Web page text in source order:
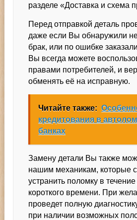
разделе «Доставка и схема
Перед отправкой деталь
даже если Вы обнаружили
брак, или по ошибке
Вы всегда можете
правами потребителей, и
обменять её на исправную.
Читайте также:
кредитования в
банках
Замену детали Вы также
нашим механикам, которые
устранить поломку в
короткого времени. При
проведет полную
при наличии возможных